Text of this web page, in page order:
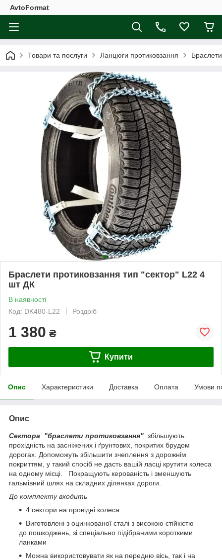
AvtoFormat
Товари та послуги Ланцюги протиковзання
Браслети протиковзання тип "сектор" L22 4
шт ДК
В наявності
Код: DK480-L22
Роздріб
1 380 ₴
Купити
Опис Характеристики Доставка Оплата Умови
Опис
Сектора "браслети протиковзання" збільшують
прохідність на засніжених і ґрунтових, покритих брудом
дорогах. Допоможуть збільшити зчеплення з дорожнім
покриттям, у такий спосіб не дасть вашій ласці крутити колеса
на одному місці. Покращують керованість і зменшують
гальмівний шлях на складних ділянках дороги.
До комплекту входить
4 сектори на провідні колеса.
Виготовлені з оцинкованої сталі з високою стійкістю
до пошкоджень, зі спеціально підібраними короткими
ланками
Можна використовувати як на передню вісь, так і на